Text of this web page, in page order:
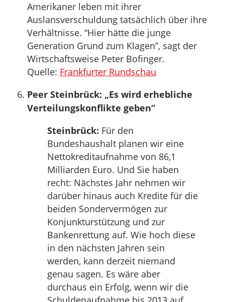
Amerikaner leben mit ihrer
Auslansverschuldung tatsächlich über ihre
Verhältnisse. “Hier hätte die junge
Generation Grund zum Klagen”, sagt der
Wirtschaftsweise Peter Bofinger.
Quelle: Frankfurter Rundschau
Peer Steinbrück: „Es wird erhebliche
Verteilungskonflikte geben“
Steinbrück: Für den
Bundeshaushalt planen wir eine
Nettokreditaufnahme von 86,1
Milliarden Euro. Und Sie haben
recht: Nächstes Jahr nehmen wir
darüber hinaus auch Kredite für die
beiden Sondervermögen zur
Konjunkturstützung und zur
Bankenrettung auf. Wie hoch diese
in den nächsten Jahren sein
werden, kann derzeit niemand
genau sagen. Es wäre aber
durchaus ein Erfolg, wenn wir die